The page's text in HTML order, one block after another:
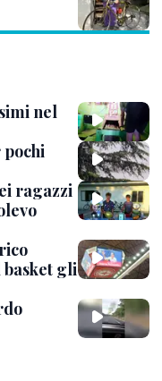
nel
ragazzi
basket gli